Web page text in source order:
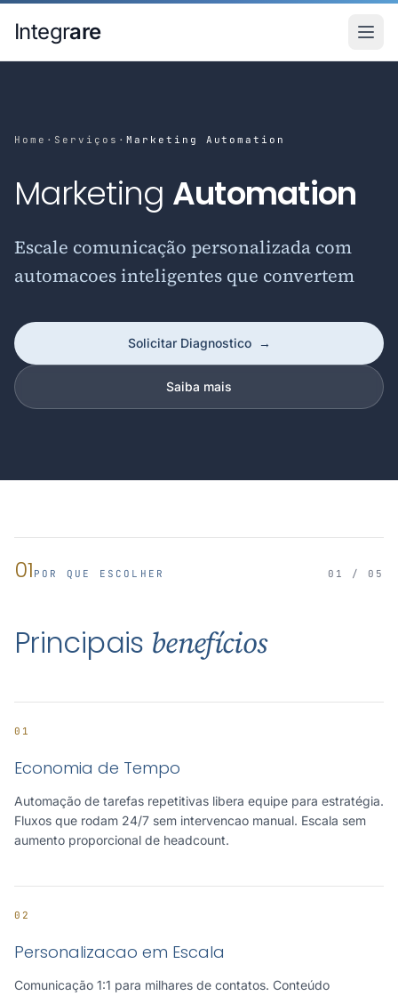
Integrare
Home · Serviços · Marketing Automation
Marketing Automation
Escale comunicação personalizada com
automacoes inteligentes que convertem
Solicitar Diagnostico →
Saiba mais
01 POR QUE ESCOLHER 01 / 05
Principais benefícios
01
Economia de Tempo
Automação de tarefas repetitivas libera equipe para estratégia.
Fluxos que rodam 24/7 sem intervencao manual. Escala sem
aumento proporcional de headcount.
02
Personalizacao em Escala
Comunicação 1:1 para milhares de contatos. Conteúdo